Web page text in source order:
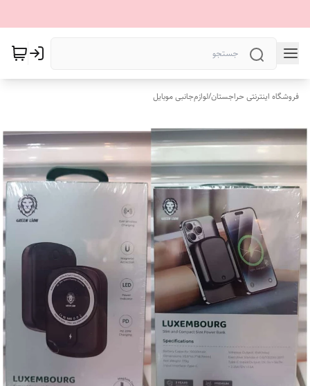
فروشگاه اینترنتی حراجستان/لوازم‌جانبی موبایل